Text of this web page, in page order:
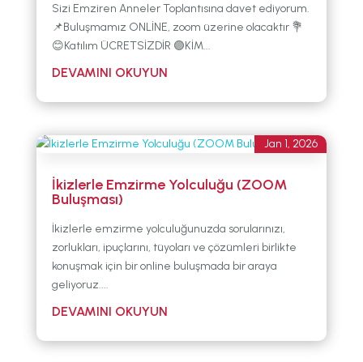
Sizi Emziren Anneler Toplantısına davet ediyorum.
📌Buluşmamız ONLİNE, zoom üzerine olacaktır 💐
😊Katılım ÜCRETSİZDİR 🟣KİM...
İkizlerle Emzirme Yolculuğu (ZOOM
Buluşması)
Jan 1, 2026
İkizlerle emzirme yolculuğunuzda sorularınızı,
zorlukları, ipuçlarını, tüyoları ve çözümleri birlikte
konuşmak için bir online buluşmada bir araya
geliyoruz....